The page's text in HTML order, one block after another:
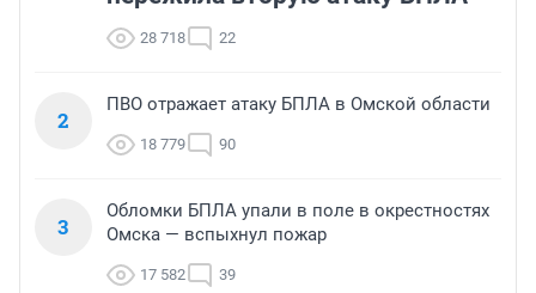
28 718 22
2
ПВО отражает атаку БПЛА в Омской области
18 779 90
3
Обломки БПЛА упали в поле в окрестностях
Омска — вспыхнул пожар
17 582 39